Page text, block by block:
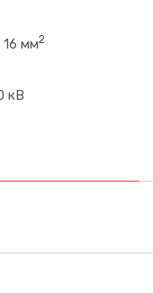
16 мм2
кВ